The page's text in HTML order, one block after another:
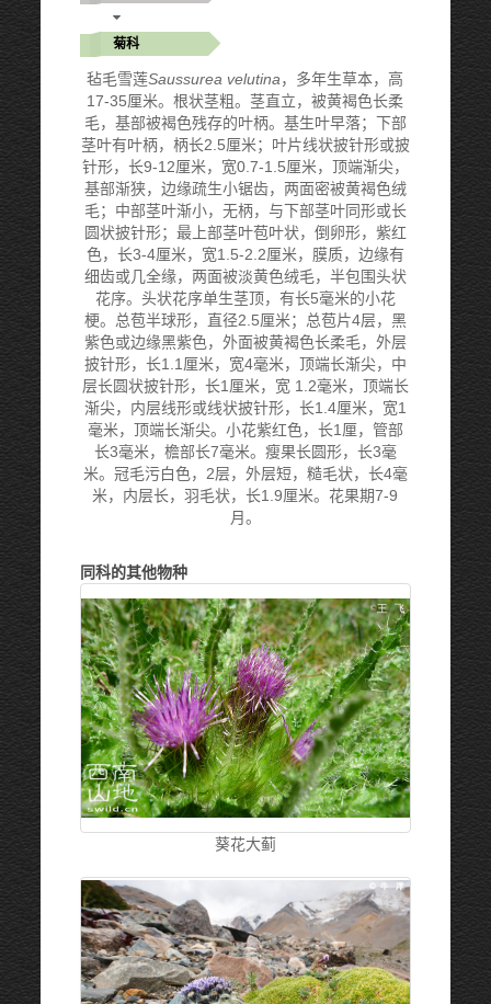
菊科
毡毛雪莲Saussurea velutina，多年生草本，高
17-35厘米。根状茎粗。茎直立，被黄褐色长柔
毛，基部被褐色残存的叶柄。基生叶早落；下部
茎叶有叶柄，柄长2.5厘米；叶片线状披针形或披
针形，长9-12厘米，宽0.7-1.5厘米，顶端渐尖，
基部渐狭，边缘疏生小锯齿，两面密被黄褐色绒
毛；中部茎叶渐小，无柄，与下部茎叶同形或长
圆状披针形；最上部茎叶苞叶状，倒卵形，紫红
色，长3-4厘米，宽1.5-2.2厘米，膜质，边缘有
细齿或几全缘，两面被淡黄色绒毛，半包围头状
花序。头状花序单生茎顶，有长5毫米的小花
梗。总苞半球形，直径2.5厘米；总苞片4层，黑
紫色或边缘黑紫色，外面被黄褐色长柔毛，外层
披针形，长1.1厘米，宽4毫米，顶端长渐尖，中
层长圆状披针形，长1厘米，宽 1.2毫米，顶端长
渐尖，内层线形或线状披针形，长1.4厘米，宽1
毫米，顶端长渐尖。小花紫红色，长1厘，管部
长3毫米，檐部长7毫米。瘦果长圆形，长3毫
米。冠毛污白色，2层，外层短，糙毛状，长4毫
米，内层长，羽毛状，长1.9厘米。花果期7-9
月。
同科的其他物种
葵花大蓟